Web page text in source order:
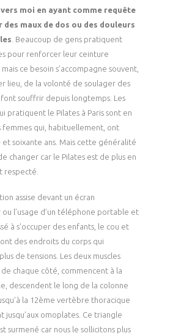
moi en ayant comme requête
des maux de dos ou des douleurs
. Beaucoup de gens pratiquent
pour renforcer leur ceinture
ce besoin s’accompagne souvent,
lieu, de la volonté de soulager des
font souffrir depuis longtemps. Les
pratiquent le Pilates à Paris sont en
femmes qui, habituellement, ont
soixante ans. Mais cette généralité
changer car le Pilates est de plus en
respecté.
assise devant un écran
ou l’usage d’un téléphone portable et
à s’occuper des enfants, le cou et
des endroits du corps qui
de tensions. Les deux muscles
chaque côté, commencent à la
descendent le long de la colonne
la 12ème vertèbre thoracique
jusqu’aux omoplates. Ce triangle
surmené car nous le sollicitons plus